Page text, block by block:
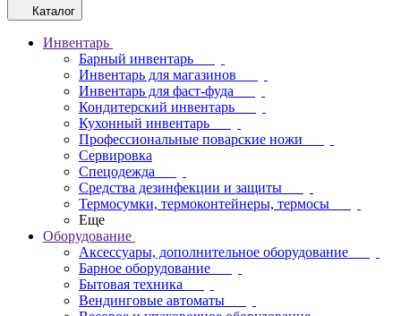
Каталог
Инвентарь
Барный инвентарь
Инвентарь для магазинов
Инвентарь для фаст-фуда
Кондитерский инвентарь
Кухонный инвентарь
Профессиональные поварские ножи
Сервировка
Спецодежда
Средства дезинфекции и защиты
Термосумки, термоконтейнеры, термосы
Еще
Оборудование
Аксессуары, дополнительное оборудование
Барное оборудование
Бытовая техника
Вендинговые автоматы